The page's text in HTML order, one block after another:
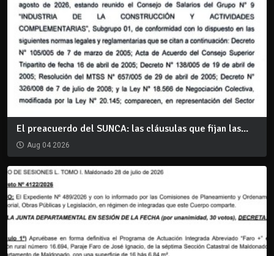
El preacuerdo del SUNCA: las cláusulas que fijan las...
Aug 04 2026